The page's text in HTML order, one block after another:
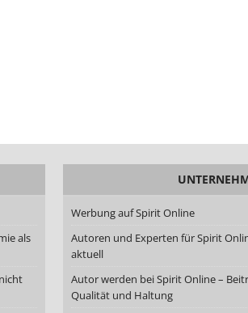
als
Werbung auf Spirit Online
Autoren und Experten für Spirit
aktuell
Autor werden bei Spirit Online –
Qualität und Haltung